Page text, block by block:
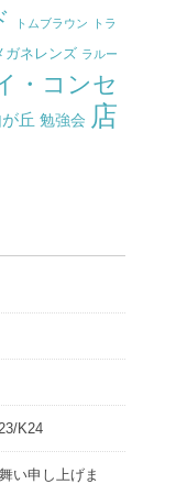
トムブラウン トラ
ガネレンズ ラルー
・コンセ
丘 勉強会 店
K24
い申し上げま